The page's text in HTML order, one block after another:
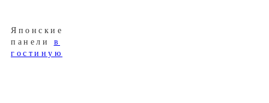
Японские
панели в
гостиную